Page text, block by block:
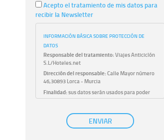
Acepto el tratamiento de mis datos para
recibir la Newsletter
INFORMACIÓN BÁSICA SOBRE PROTECCIÓN DE
DATOS
Responsable del tratamiento:Viajes Anticiclón
S.L/Hoteles.net
Dirección del responsable:Calle Mayor número
46,30893 Lorca - Murcia
Finalidad:sus datos serán usados para poder
atender sus solicitudes y prestarle nuestros
Publicidad: solo le enviaremos publicidad con su
autorización previa, que podrá facilitarnos
ENVIAR